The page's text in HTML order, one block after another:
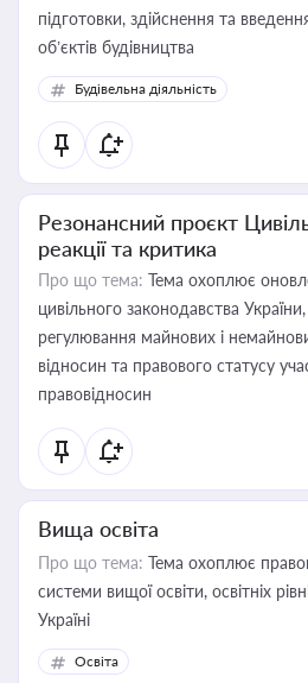
підготовки, здійснення та
об’єктів будівництва
Будівельна діяльність
Резонансний проєкт
реакції та критика
Про що тема: Тема охоплює
цивільного законодавства
регулювання майнових і
відносин та правового статусу
правовідносин
Вища освіта
Про що тема: Тема охоплює
системи вищої освіти, освітніх
Україні
Освіта